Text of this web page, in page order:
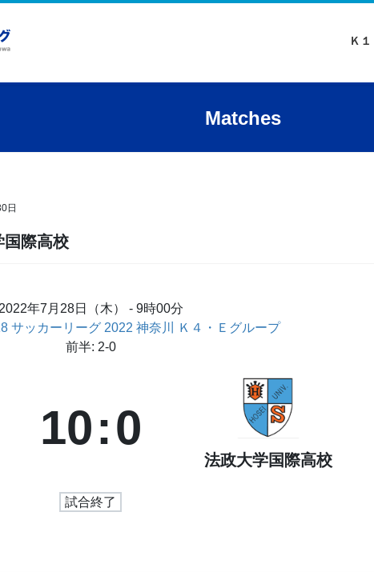
Ｋ１
Matches
日
国際高校
2022年7月28日（木） - 9時00分
サッカーリーグ 2022 神奈川 Ｋ４・Ｅグループ
前半: 2-0
10:0
法政大学国際高校
試合終了